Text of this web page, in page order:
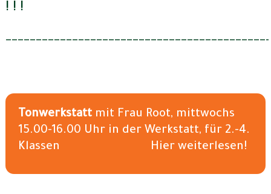
! ! !
Tonwerkstattmit Frau Root, mittwochs
15.00-16.00 Uhr in der Werkstatt, für 2.-4.
Klassen Hier weiterlesen!